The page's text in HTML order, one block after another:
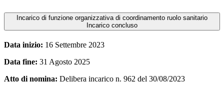
Incarico di funzione organizzativa di coordinamento ruolo sanitario
Incarico concluso
Data inizio: 16 Settembre 2023
Data fine: 31 Agosto 2025
Atto di nomina: Delibera incarico n. 962 del 30/08/2023